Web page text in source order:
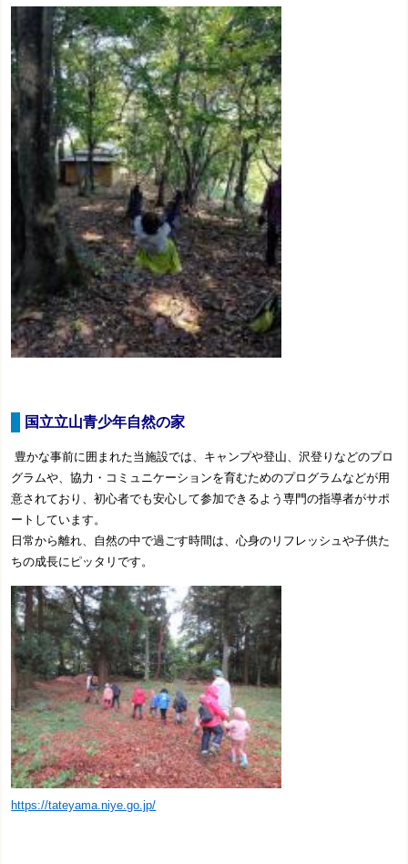
国立立山青少年自然の家
豊かな事前に囲まれた当施設では、キャンプや登山、沢登りなどのプロ
グラムや、協力・コミュニケーションを育むためのプログラムなどが用
意されており、初心者でも安心して参加できるよう専門の指導者がサポ
ートしています。
日常から離れ、自然の中で過ごす時間は、心身のリフレッシュや子供た
ちの成長にピッタリです。
https://tateyama.niye.go.jp/